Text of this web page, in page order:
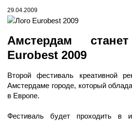
29.04.2009
Амстердам
Eurobest 2009
Второй фестиваль креативной
Амстердаме городе, который
в Европе.
Фестиваль будет проходить в